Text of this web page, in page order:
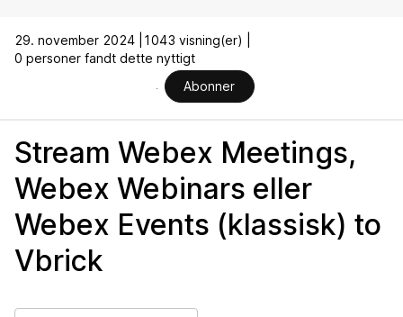
29. november 2024 |
1043 visning(er) |
0 personer fandt dette nyttigt
Abonner
Stream Webex Meetings,
Webex Webinars eller
Webex Events (klassisk) to
Vbrick